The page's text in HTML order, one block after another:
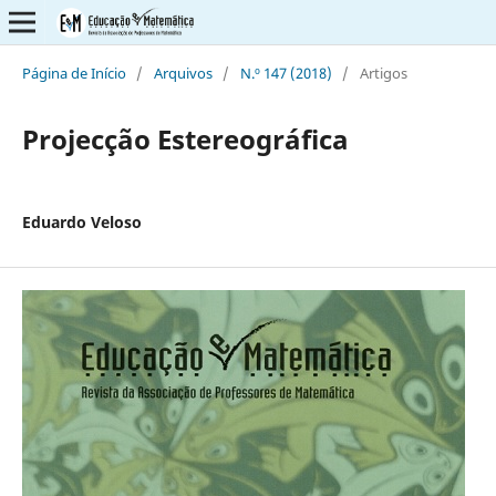
Página de Início / Arquivos / N.º 147 (2018) / Artigos
Projecção Estereográfica
Eduardo Veloso